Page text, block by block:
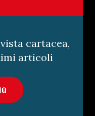
cartacea,
articoli